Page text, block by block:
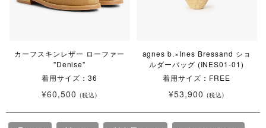
カーフスキンレザー ローファー
"Denise"
着用サイズ：36
¥60,500 (税込)
agnes b.×Ines Bressand ショ
ルダーバッグ (INES01-01)
着用サイズ：FREE
¥53,900 (税込)